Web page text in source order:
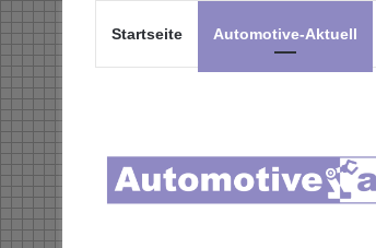
Startseite Automotive-Aktuell